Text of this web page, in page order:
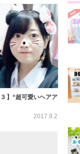
】“超可愛いヘアア
2017.9.2